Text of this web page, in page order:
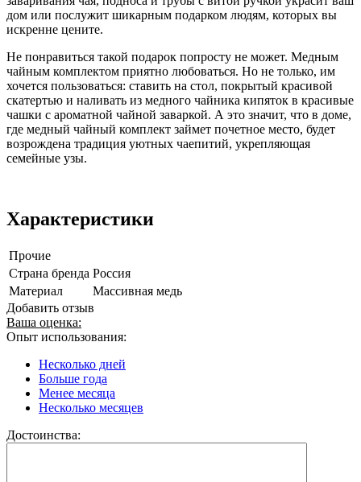
дом или послужит шикарным подарком людям, которых вы
искренне цените.
Не понравиться такой подарок попросту не может. Медным
чайным комплектом приятно любоваться. Но не только, им
хочется пользоваться: ставить на стол, покрытый красивой
скатертью и наливать из медного чайника кипяток в красивые
чашки с ароматной чайной заваркой. А это значит, что в доме,
где медный чайный комплект займет почетное место, будет
возрождена традиция уютных чаепитий, укрепляющая
семейные узы.
Характеристики
Прочие
Страна бренда Россия
Материал
Массивная медь
Добавить отзыв
Ваша оценка:
Опыт использования:
Несколько дней
Больше года
Менее месяца
Несколько месяцев
Достоинства: